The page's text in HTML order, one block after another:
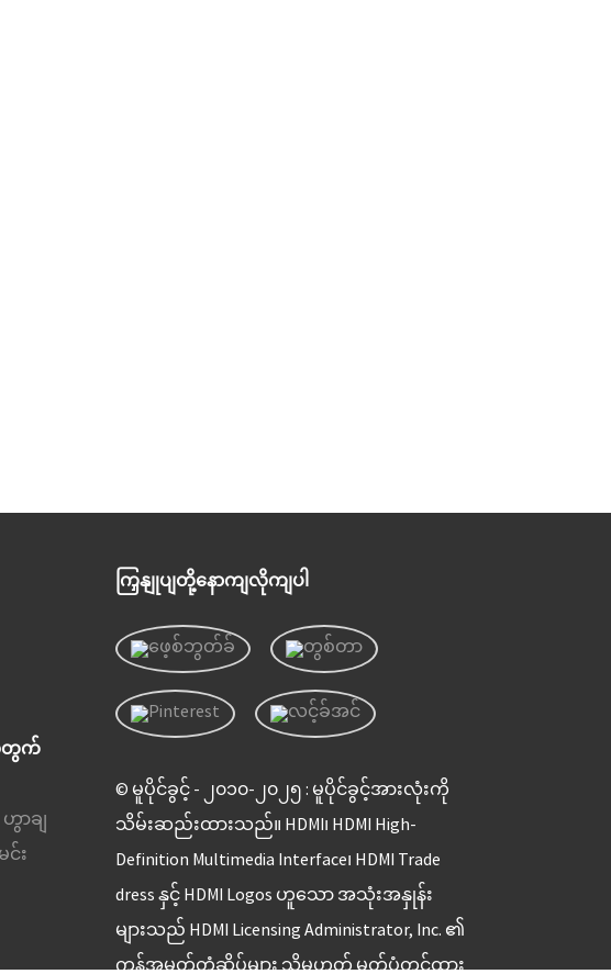
တွက်
ာချ
း
ကြှနျုပျတို့နောကျလိုကျပါ
© မူပိုင်ခွင့် - ၂၀၁၀-၂၀၂၅ : မူပိုင်ခွင့်အားလုံးကို
သိမ်းဆည်းထားသည်။ HDMI၊ HDMI High-
Definition Multimedia Interface၊ HDMI Trade
dress နှင့် HDMI Logos ဟူသော အသုံးအနှုန်း
များသည် HDMI Licensing Administrator, Inc. ၏
ကုန်အမှတ်တံဆိပ်များ သို့မဟုတ် မှတ်ပုံတင်ထား